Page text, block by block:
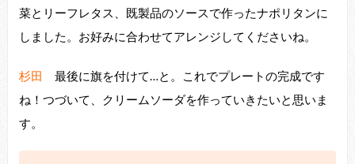
菜とリーフレタス、既製品のソースで作ったナポリタンに
しました。お好みに合わせてアレンジしてくださいね。
杉田 最後に旗を付けて…と。これでプレートの完成です
ね！つづいて、クリームソーダを作っていきたいと思いま
す。